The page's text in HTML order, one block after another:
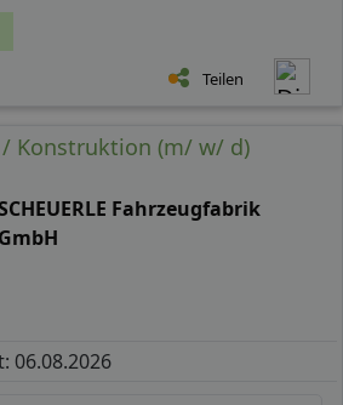
Teilen
Konstruktion (m/ w/ d)
Fahrzeugfabrik
GmbH
06.08.2026